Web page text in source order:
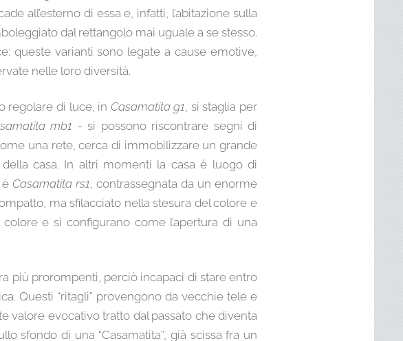
all’esterno di essa e, infatti, l’abitazione sulla
dal rettangolo mai uguale a se stesso.
queste varianti sono legate a cause emotive,
nelle loro diversità.
regolare di luce, in Casamatita g1 , si staglia per
mb1 - si possono riscontrare segni di
una rete, cerca di immobilizzare un grande
casa. In altri momenti la casa è luogo di
Casamatita rs1 , contrassegnata da un enorme
ma sfilacciato nella stesura del colore e
e si configurano come l’apertura di una
più prorompenti, perciò incapaci di stare entro
Questi “ritagli” provengono da vecchie tele e
valore evocativo tratto dal passato che diventa
sfondo di una “Casamatita”, già scissa fra un